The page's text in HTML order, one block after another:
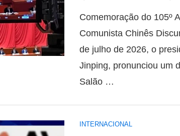
Comemoração do 105º
Comunista Chinês
de julho de 2026, o
Jinping, pronunciou um
Salão …
INTERNACIONAL